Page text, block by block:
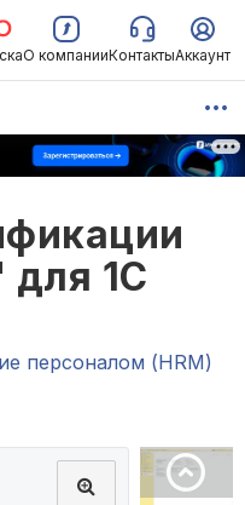
О компанииКонтактыАккаунт
1С
персоналом (HRM)